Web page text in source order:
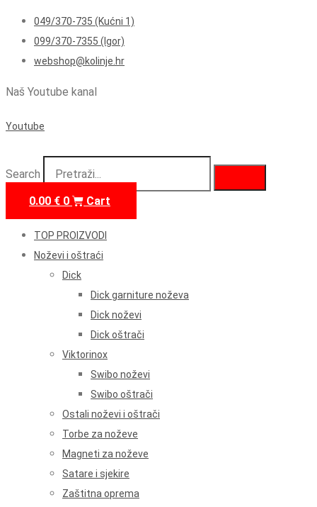
049/370-735 (Kućni 1)
099/370-7355 (Igor)
webshop@kolinje.hr
Naš Youtube kanal
Youtube
Search
0.00 € 0 Cart
TOP PROIZVODI
Noževi i oštraći
Dick
Dick garniture noževa
Dick noževi
Dick oštrači
Viktorinox
Swibo noževi
Swibo oštrači
Ostali noževi i oštrači
Torbe za noževe
Magneti za noževe
Satare i sjekire
Zaštitna oprema